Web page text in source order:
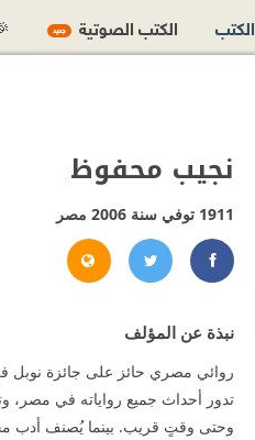
نجيب محفوظ
1911 توفي سنة 2006 مصر
Najuib.Mahfouz
نبذة عن المؤلف
تدور أحداث جميع رواياته في مصر،
وحتى وقتٍ قريب. بينما يُصنف أدب
الكتب الكتب الصوتية جديد